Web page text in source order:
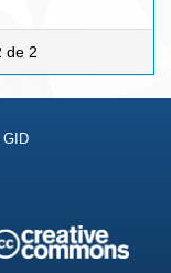
de 2
GID